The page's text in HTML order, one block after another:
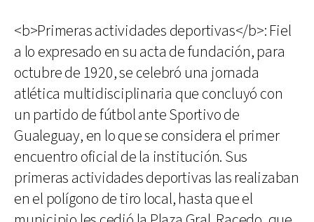
<b>Primeras actividades deportivas</b>: Fiel
a lo expresado en su acta de fundación, para
octubre de 1920, se celebró una jornada
atlética multidisciplinaria que concluyó con
un partido de fútbol ante Sportivo de
Gualeguay, en lo que se considera el primer
encuentro oficial de la institución. Sus
primeras actividades deportivas las realizaban
en el polígono de tiro local, hasta que el